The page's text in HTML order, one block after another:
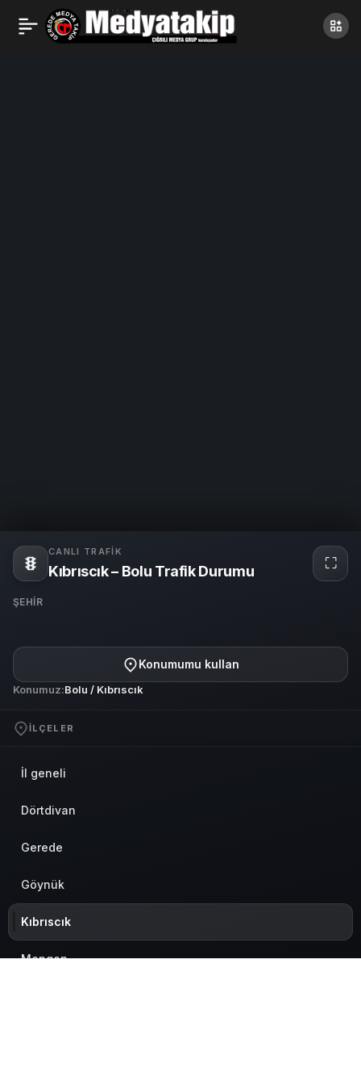
CANLI TRAFIK
Kıbrıscık – Bolu Trafik Durumu ⛶
Tam
ŞEHIR
Konumumu kullan
Konumuz:Bolu / Kıbrıscık
İLÇELER
İl geneli
Dörtdivan
Gerede
Göynük
Kıbrıscık
Mengen